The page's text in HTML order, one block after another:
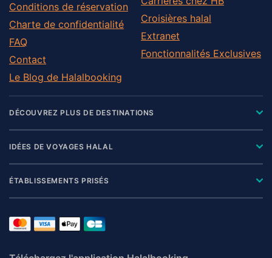
Conditions de réservation
Charte de confidentialité
FAQ
Contact
Le Blog de Halalbooking
Croisières halal
Extranet
Fonctionnalités Exclusives
DÉCOUVREZ PLUS DE DESTINATIONS
IDÉES DE VOYAGES HALAL
ÉTABLISSEMENTS PRISÉS